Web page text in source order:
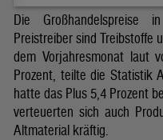
Die Großhandelspreise
Preistreiber sind Treibstoffe
dem Vorjahresmonat laut
Prozent, teilte die Statistik
hatte das Plus 5,4 Prozent
verteuerten sich auch
Altmaterial kräftig.